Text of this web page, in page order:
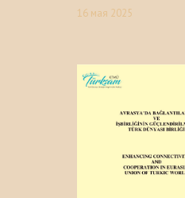
16 мая 2025